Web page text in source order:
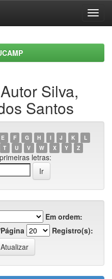
Silva,
Santos
E F G H I J K
L
T U V W X Y Z
letras:
Em ordem:
Registro(s):